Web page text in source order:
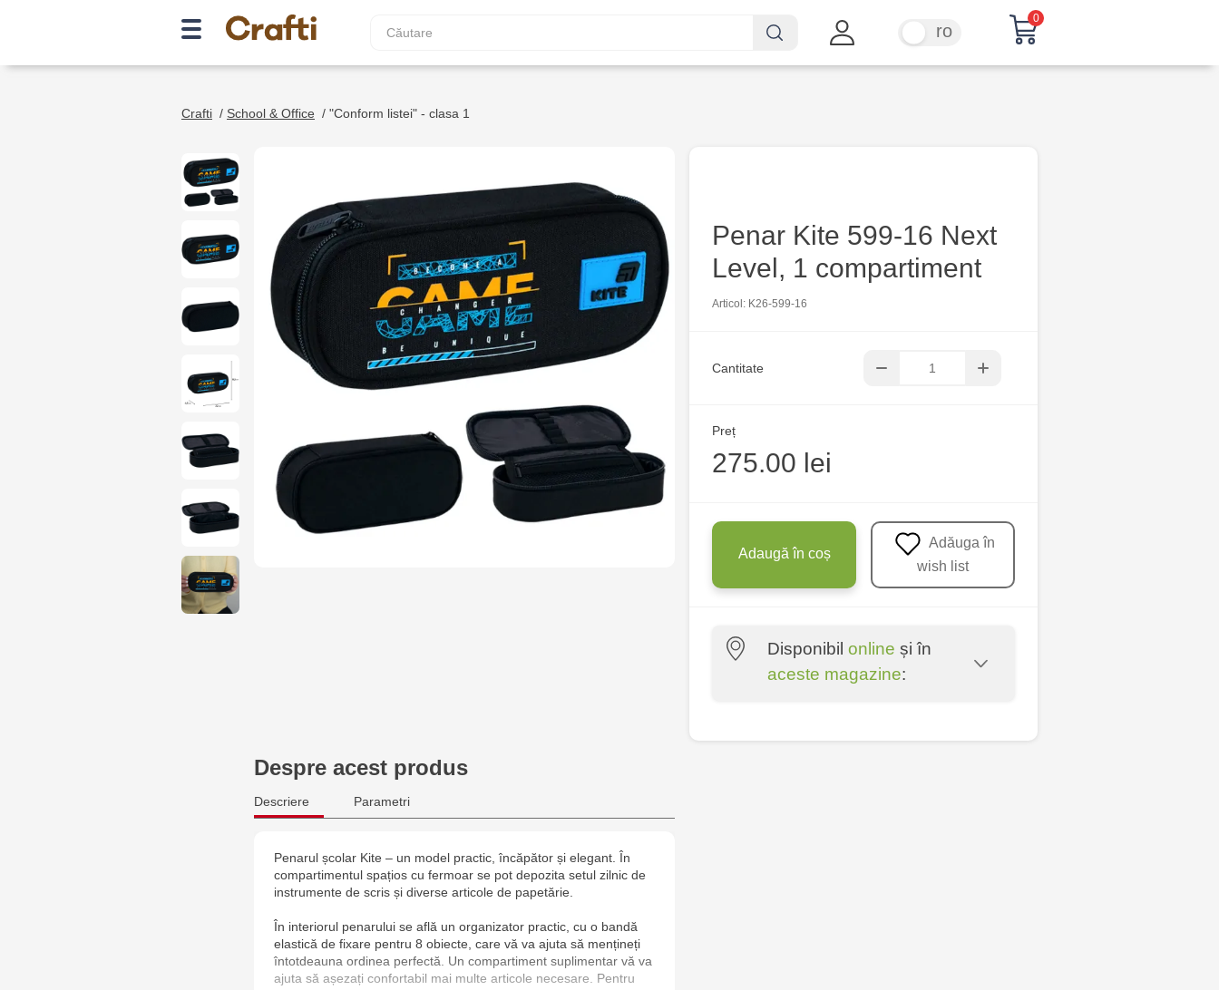
ro
0
Crafti / School & Office / "Conform listei" - clasa 1
Penar Kite 599-16 Next
Level, 1 compartiment
Articol: K26-599-16
Cantitate
Preț
275.00 lei
Adaugă în coș
wish list
Disponibil online și în
aceste magazine:
10/1
Despre acest produs
Descriere Parametri
Penarul școlar Kite – un model practic, încăpător și elegant. În
compartimentul spațios cu fermoar se pot depozita setul zilnic de
instrumente de scris și diverse articole de papetărie.
În interiorul penarului se află un organizator practic, cu o bandă
elastică de fixare pentru 8 obiecte, care vă va ajuta să mențineți
întotdeauna ordinea perfectă. Un compartiment suplimentar vă va
ajuta să așezați confortabil mai multe articole necesare. Pentru